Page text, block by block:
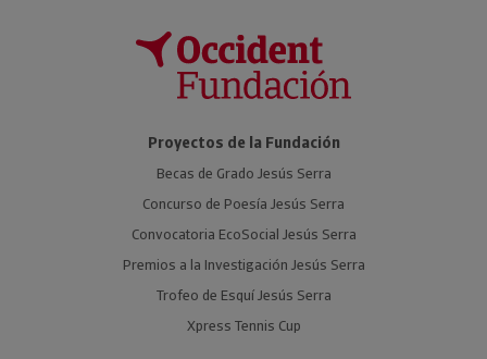
Proyectos de la Fundación
Becas de Grado Jesús Serra
Concurso de Poesía Jesús Serra
Convocatoria EcoSocial Jesús Serra
Premios a la Investigación Jesús Serra
Trofeo de Esquí Jesús Serra
Xpress Tennis Cup